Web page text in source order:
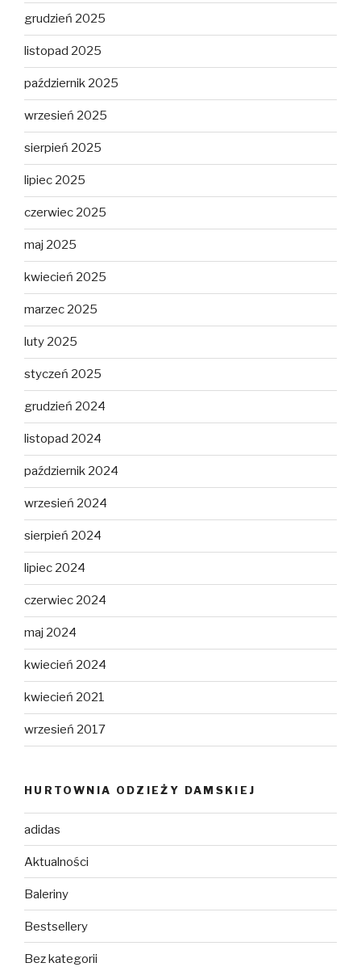
grudzień 2025
listopad 2025
październik 2025
wrzesień 2025
sierpień 2025
lipiec 2025
czerwiec 2025
maj 2025
kwiecień 2025
marzec 2025
luty 2025
styczeń 2025
grudzień 2024
listopad 2024
październik 2024
wrzesień 2024
sierpień 2024
lipiec 2024
czerwiec 2024
maj 2024
kwiecień 2024
kwiecień 2021
wrzesień 2017
HURTOWNIA ODZIEŻY DAMSKIEJ
adidas
Aktualności
Baleriny
Bestsellery
Bez kategorii